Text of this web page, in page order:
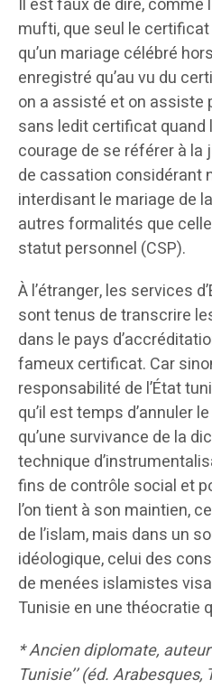
Il est faux de dire,
mufti, que seul le
qu’un mariage célébré
enregistré qu’au vu du
on a assisté et on assiste
sans ledit certificat quand
courage de se référer à la
de cassation considérant
interdisant le mariage de
autres formalités que
statut personnel (CSP).
À l’étranger, les services
sont tenus de transcrire
dans le pays
fameux certificat. Car
responsabilité de l’État
qu’il est temps d’annuler
qu’une survivance de la
technique
fins de contrôle social et
l’on tient à son maintien,
de l’islam, mais dans un
idéologique, celui des
de menées islamistes
Tunisie en une théocratie
* Ancien diplomate, auteur
Tunisie’’ (éd. Arabesques,